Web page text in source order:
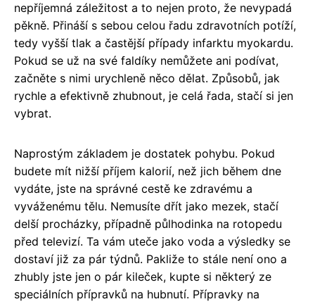
nepříjemná záležitost a to nejen proto, že nevypadá
pěkně. Přináší s sebou celou řadu zdravotních potíží,
tedy vyšší tlak a častější případy infarktu myokardu.
Pokud se už na své faldíky nemůžete ani podívat,
začněte s nimi urychleně něco dělat. Způsobů, jak
rychle a efektivně zhubnout, je celá řada, stačí si jen
vybrat.
Naprostým základem je dostatek pohybu. Pokud
budete mít nižší příjem kalorií, než jich během dne
vydáte, jste na správné cestě ke zdravému a
vyváženému tělu. Nemusíte dřít jako mezek, stačí
delší procházky, případně půlhodinka na rotopedu
před televizí. Ta vám uteče jako voda a výsledky se
dostaví již za pár týdnů. Pakliže to stále není ono a
zhubly jste jen o pár kileček, kupte si některý ze
speciálních přípravků na hubnutí. Přípravky na